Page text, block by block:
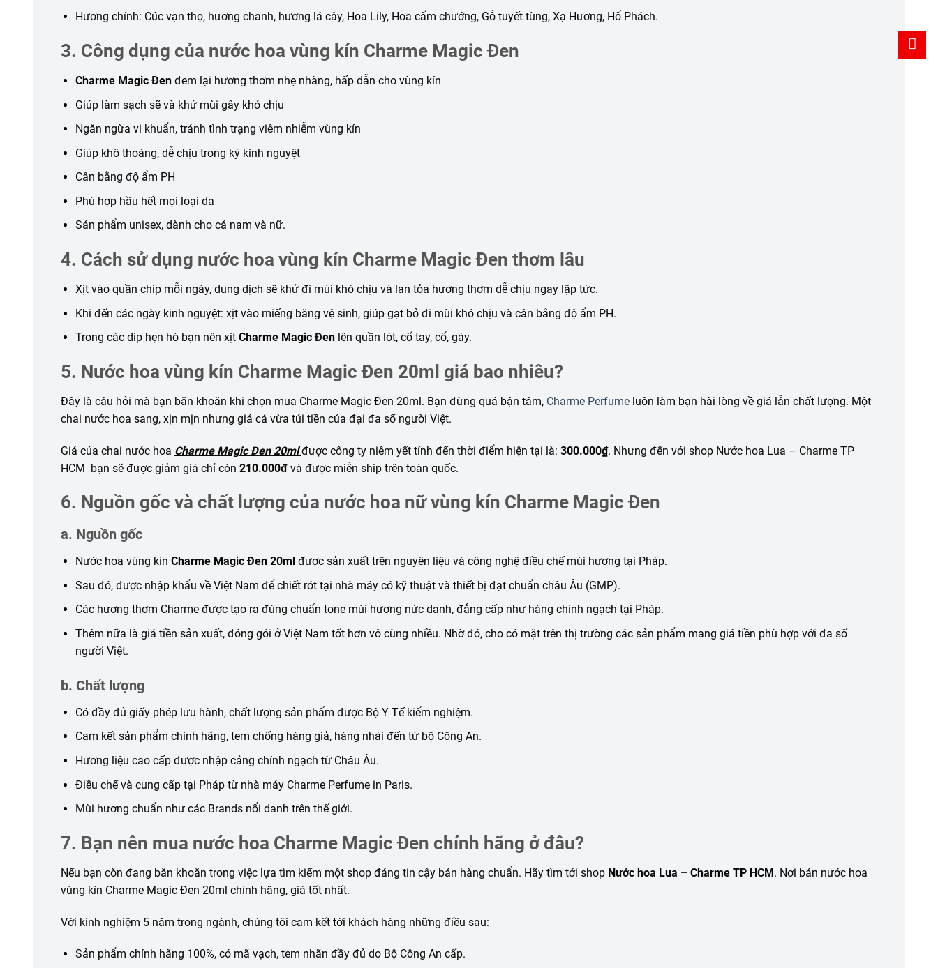
Hương chính: Cúc vạn thọ, hương chanh, hương lá cây, Hoa Lily, Hoa cẩm chướng, Gỗ tuyết tùng, Xạ Hương, Hổ Phách.
3. Công dụng của nước hoa vùng kín Charme Magic Đen
Charme Magic Đenđem lại hương thơm nhẹ nhàng, hấp dẫn cho vùng kín
Giúp làm sạch sẽ và khử mùi gây khó chịu
Ngăn ngừa vi khuẩn, tránh tình trạng viêm nhiễm vùng kín
Giúp khô thoáng, dễ chịu trong kỳ kinh nguyệt
Cân bằng độ ẩm PH
Phù hợp hầu hết mọi loại da
Sản phẩm unisex, dành cho cả nam và nữ.
4. Cách sử dụng nước hoa vùng kín Charme Magic Đen thơm lâu
Xịt vào quần chip mỗi ngày, dung dịch sẽ khử đi mùi khó chịu và lan tỏa hương thơm dễ chịu ngay lập tức.
Khi đến các ngày kinh nguyệt: xịt vào miếng băng vệ sinh, giúp gạt bỏ đi mùi khó chịu và cân bằng độ ẩm PH.
Trong các dip hẹn hò bạn nên xịt Charme Magic Đenlên quần lót, cổ tay, cổ, gáy.
5. Nước hoa vùng kín Charme Magic Đen 20ml giá bao nhiêu?
Đây là câu hỏi mà bạn băn khoăn khi chọn mua Charme Magic Đen 20ml. Bạn đừng quá bận tâm, Charme Perfume luôn làm bạn hài lòng về giá lẫn chất lượng. Một
chai nước hoa sang, xịn mịn nhưng giá cả vừa túi tiền của đại đa số người Việt.
Giá của chai nước hoa Charme Magic Đen 20mlđược công ty niêm yết tính đến thời điểm hiện tại là: 300.000₫. Nhưng đến với shop Nước hoa Lua – Charme TP
HCM bạn sẽ được giảm giá chỉ còn 210.000đ và được miễn ship trên toàn quốc.
6. Nguồn gốc và chất lượng của nước hoa nữ vùng kín Charme Magic Đen
a. Nguồn gốc
Nước hoa vùng kín Charme Magic Đen 20ml được sản xuất trên nguyên liệu và công nghệ điều chế mùi hương tại Pháp.
Sau đó, được nhập khẩu về Việt Nam để chiết rót tại nhà máy có kỹ thuật và thiết bị đạt chuẩn châu Âu (GMP).
Các hương thơm Charme được tạo ra đúng chuẩn tone mùi hương nức danh, đẳng cấp như hàng chính ngạch tại Pháp.
Thêm nữa là giá tiền sản xuất, đóng gói ở Việt Nam tốt hơn vô cùng nhiều. Nhờ đó, cho có mặt trên thị trường các sản phẩm mang giá tiền phù hợp với đa số
người Việt.
b. Chất lượng
Có đầy đủ giấy phép lưu hành, chất lượng sản phẩm được Bộ Y Tế kiểm nghiệm.
Cam kết sản phẩm chính hãng, tem chống hàng giả, hàng nhái đến từ bộ Công An.
Hương liệu cao cấp được nhập cảng chính ngạch từ Châu Âu.
Điều chế và cung cấp tại Pháp từ nhà máy Charme Perfume in Paris.
Mùi hương chuẩn như các Brands nổi danh trên thế giới.
7. Bạn nên mua nước hoa Charme Magic Đen chính hãng ở đâu?
Nếu bạn còn đang băn khoăn trong việc lựa tìm kiếm một shop đáng tin cậy bán hàng chuẩn. Hãy tìm tới shop Nước hoa Lua – Charme TP HCM. Nơi bán nước hoa
vùng kín Charme Magic Đen 20ml chính hãng, giá tốt nhất.
Với kinh nghiệm 5 năm trong ngành, chúng tôi cam kết tới khách hàng những điều sau:
Sản phẩm chính hãng 100%, có mã vạch, tem nhãn đầy đủ do Bộ Công An cấp.